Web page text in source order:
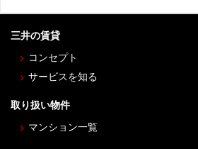
三井の賃貸
コンセプト
サービスを知る
取り扱い物件
マンション一覧